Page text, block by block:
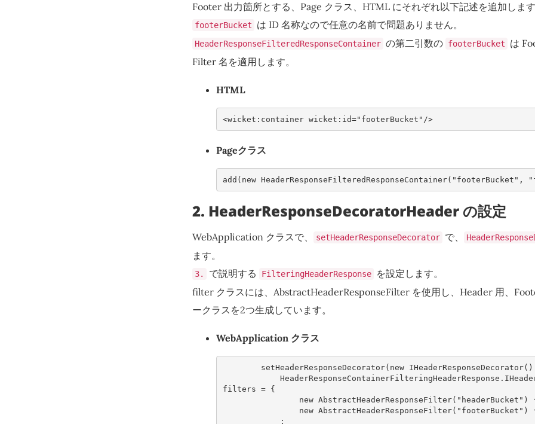
Footer 出力箇所とする、Page クラス、HTML にそれぞれ以下記述を追加します
footerBucket は ID 名称なので任意の名前で問題ありません。
HeaderResponseFilteredResponseContainer の第二引数の footerBucket
は
Filter 名を適用します。
HTML
<wicket:container wicket:id="footerBucket" />
Pageクラス
add ( new HeaderResponseFilteredResponseContainer( "footerBucket" ,
2. HeaderResponseDecoratorHeader の設定
WebApplication クラスで、 setHeaderResponseDecorator で、
ます。
3. で説明する FilteringHeaderResponse
を設定します。
filter クラスには、AbstractHeaderResponseFilter を使用し、Header 用、
ークラスを2つ生成しています。
WebApplication クラス
setHeaderResponseDecorator( new IHeaderResponseDecorator()
HeaderResponseContainerFilteringHeaderResponse .
filters =
{
new AbstractHeaderResponseFilter( "headerBucket" )
new AbstractHeaderResponseFilter( "footerBucket" )
;